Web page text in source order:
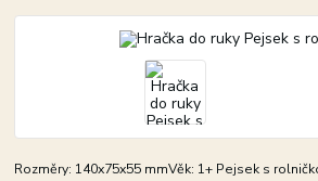
Rozměry: 140x75x55 mmVěk: 1+ Pejsek s